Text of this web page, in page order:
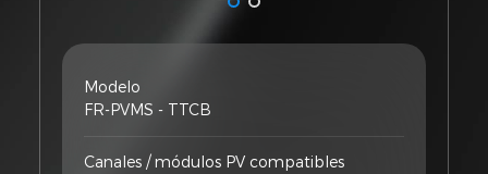
Modelo
FR-PVMS - TTCB
Canales / módulos PV compatibles